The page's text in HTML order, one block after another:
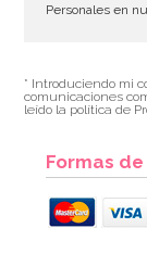
Personales en
* Introduciendo mi
comunicaciones
leído la política de
Formas